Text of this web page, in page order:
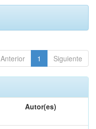
Anterior 1 Siguiente
Autor(es)